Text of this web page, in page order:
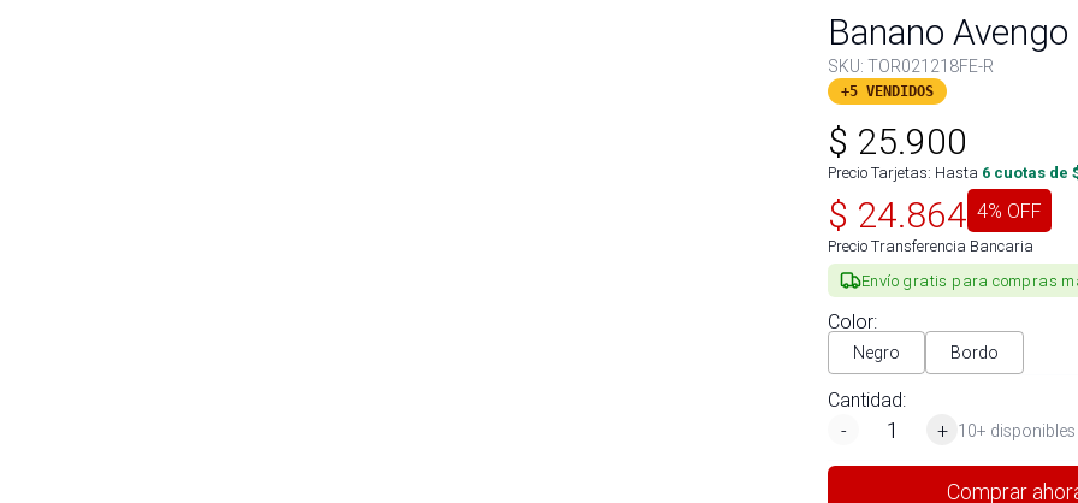
Banano
SKU: TOR021218FE-R
+5 VENDIDOS
$ 25.900
Precio Tarjetas: Hasta 6 cuotas de
$ 24.864 4% OFF
Precio Transferencia Bancaria
Envío gratis para compras
Color:
Negro Bordo
Cantidad:
-
+ 10+ disponibles
Comprar